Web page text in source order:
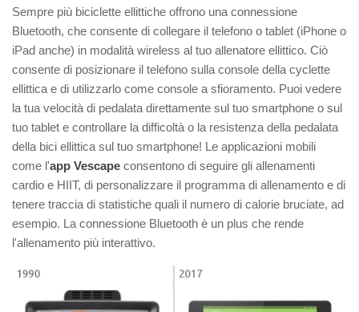
Sempre più biciclette ellittiche offrono una connessione
Bluetooth, che consente di collegare il telefono o tablet (iPhone o
iPad anche) in modalità wireless al tuo allenatore ellittico. Ciò
consente di posizionare il telefono sulla console della cyclette
ellittica e di utilizzarlo come console a sfioramento. Puoi vedere
la tua velocità di pedalata direttamente sul tuo smartphone o sul
tuo tablet e controllare la difficoltà o la resistenza della pedalata
della bici ellittica sul tuo smartphone! Le applicazioni mobili
come l'app Vescape consentono di seguire gli allenamenti
cardio e HIIT, di personalizzare il programma di allenamento e di
tenere traccia di statistiche quali il numero di calorie bruciate, ad
esempio. La connessione Bluetooth è un plus che rende
l'allenamento più interattivo.